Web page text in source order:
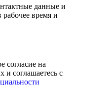
данные и
время и
согласие на
и соглашаетесь с